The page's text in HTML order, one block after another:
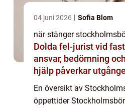
04 juni 2026 Sofia Blom
när stänger
Dolda fel-jurist vid
ansvar, bedömning
hjälp påverkar
En översikt av
öppettider